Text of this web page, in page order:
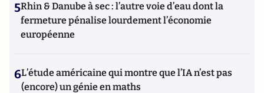
5Rhin & Danube à sec : l’autre voie d’eau dont la
fermeture pénalise lourdement l’économie
européenne
6L’étude américaine qui montre que l’IA n’est pas
(encore) un génie en maths